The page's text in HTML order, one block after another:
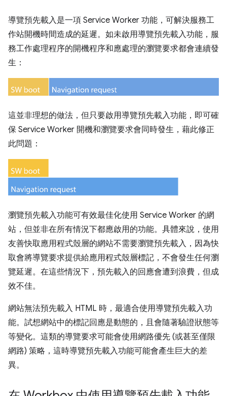
導覽預先載入是一項 Service Worker 功能，可解決服務工
作站開機時間造成的延遲。如未啟用導覽預先載入功能，服
務工作處理程序的開機程序和應處理的瀏覽要求都會連續發
生：
這並非理想的做法，但只要啟用導覽預先載入功能，即可確
保 Service Worker 開機和瀏覽要求會同時發生，藉此修正
此問題：
瀏覽預先載入功能可有效最佳化使用 Service Worker 的網
站，但並非在所有情況下都應啟用的功能。具體來說，使用
友善快取應用程式殼層的網站不需要瀏覽預先載入，因為快
取會將導覽要求提供給應用程式殼層標記，不會發生任何瀏
覽延遲。在這些情況下，預先載入的回應會遭到浪費，但成
效不佳。
網站無法預先載入 HTML 時，最適合使用導覽預先載入功
能。試想網站中的標記回應是動態的，且會隨著驗證狀態等
等變化。這類的導覽要求可能會使用網路優先 (或甚至僅限
網路) 策略，這時導覽預先載入功能可能會產生巨大的差
異。